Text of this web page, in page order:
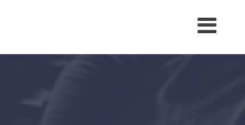
in de buurt?